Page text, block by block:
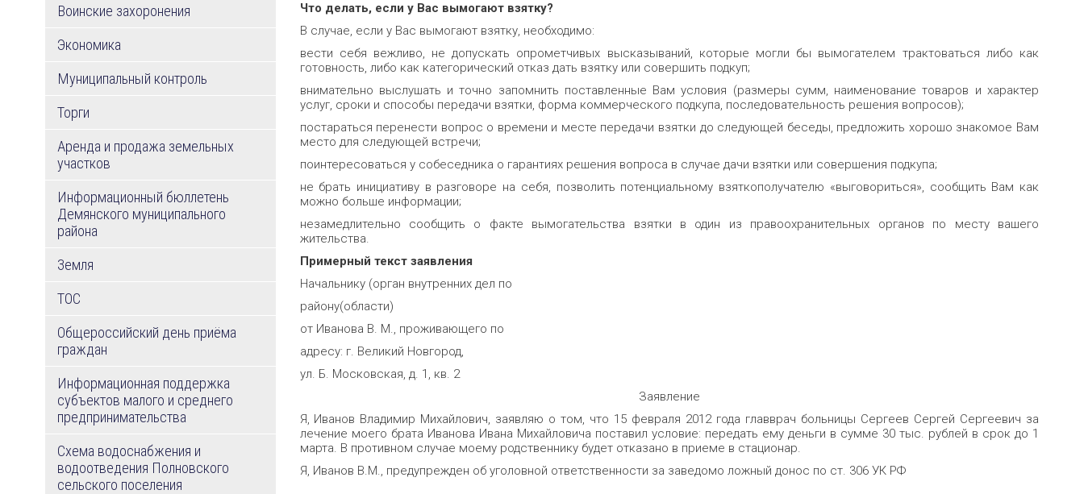
Воинские захоронения
Экономика
Муниципальный контроль
Торги
Аренда и продажа земельных
участков
Информационный бюллетень
Демянского муниципального
района
Земля
ТОС
Общероссийский день приёма
граждан
Информационная поддержка
субъектов малого и среднего
предпринимательства
Схема водоснабжения и
водоотведения Полновского
сельского поселения
Что делать, если у Вас вымогают взятку?
В случае, если у Вас вымогают взятку, необходимо:
вести себя вежливо, не допускать опрометчивых высказываний, которые могли бы вымогателем трактоваться либо как
готовность, либо как категорический отказ дать взятку или совершить подкуп;
внимательно выслушать и точно запомнить поставленные Вам условия (размеры сумм, наименование товаров и характер
услуг, сроки и способы передачи взятки, форма коммерческого подкупа, последовательность решения вопросов);
постараться перенести вопрос о времени и месте передачи взятки до следующей беседы, предложить хорошо знакомое Вам
место для следующей встречи;
поинтересоваться у собеседника о гарантиях решения вопроса в случае дачи взятки или совершения подкупа;
не брать инициативу в разговоре на себя, позволить потенциальному взяткополучателю «выговориться», сообщить Вам как
можно больше информации;
незамедлительно сообщить о факте вымогательства взятки в один из правоохранительных органов по месту вашего
жительства.
Примерный текст заявления
Начальнику (орган внутренних дел по
району(области)
от Иванова В. М., проживающего по
адресу: г. Великий Новгород,
ул. Б. Московская, д. 1, кв. 2
Заявление
Я, Иванов Владимир Михайлович, заявляю о том, что 15 февраля 2012 года главврач больницы Сергеев Сергей Сергеевич за
лечение моего брата Иванова Ивана Михайловича поставил условие: передать ему деньги в сумме 30 тыс. рублей в срок до 1
марта. В противном случае моему родственнику будет отказано в приеме в стационар.
Я, Иванов В.М., предупрежден об уголовной ответственности за заведомо ложный донос по ст. 306 УК РФ